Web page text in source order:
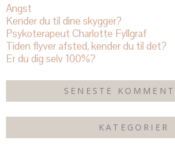
Angst
Kender du til dine skygger?
Psykoterapeut Charlotte Fyllgraf
Tiden flyver afsted, kender du til det?
Er du dig selv 100%?
SENESTE
KATEGORIER